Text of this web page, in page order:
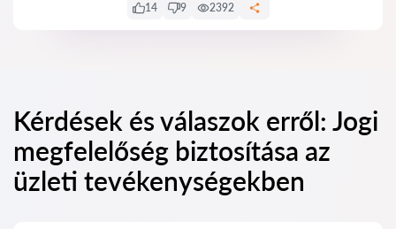
14 9 2392
Kérdések és válaszok erről: Jogi
megfelelőség biztosítása az
üzleti tevékenységekben